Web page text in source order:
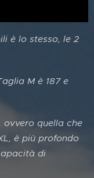
è lo stesso, le 2
M è 187 e
ovvero quella che
è più profondo
di